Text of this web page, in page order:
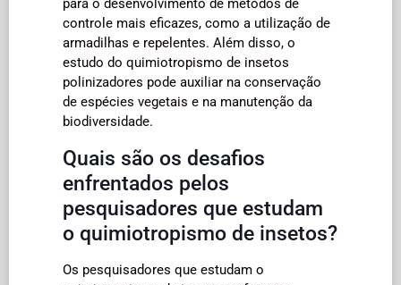
para o desenvolvimento de métodos de
controle mais eficazes, como a utilização de
armadilhas e repelentes. Além disso, o
estudo do quimiotropismo de insetos
polinizadores pode auxiliar na conservação
de espécies vegetais e na manutenção da
biodiversidade.
Quais são os desafios
enfrentados pelos
pesquisadores que estudam
o quimiotropismo de insetos?
Os pesquisadores que estudam o